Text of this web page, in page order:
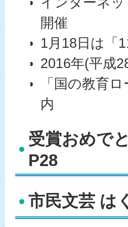
開催
1月18日は「
2016年(平成
「国の教育
内
受賞おめで
P28
市民文芸 は